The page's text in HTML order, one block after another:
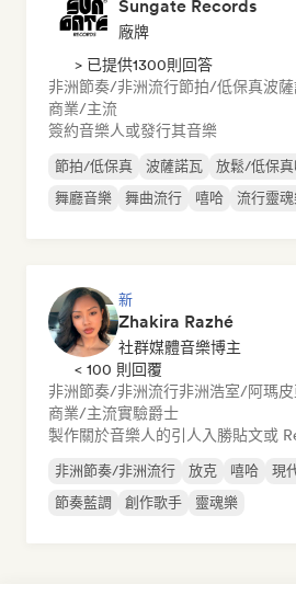
Sungate Records
廠牌
> 已提供1300則回答
非洲節奏/非洲流行節拍/低保真波
商業/主流
簽約音樂人或發行其音樂
節拍/低保真 波薩諾瓦 放鬆/低保
舞廳音樂
舞曲流行 嘻哈 流行靈
新
Zhakira Razhé
社群媒體音樂博主
< 100 則回覆
非洲節奏/非洲流行非洲浩室/阿瑪
商業/主流實驗爵士
製作關於音樂人的引人入勝貼文或
非洲節奏/非洲流行 放克 嘻哈 現
節奏藍調
創作歌手 靈魂樂